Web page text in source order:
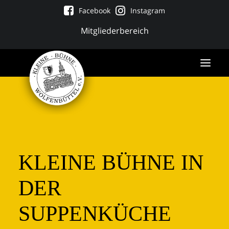
Mitgliederbereich
Facebook Instagram
Tickets
KLEINE BÜHNE IN
DER
SUPPENKÜCHE